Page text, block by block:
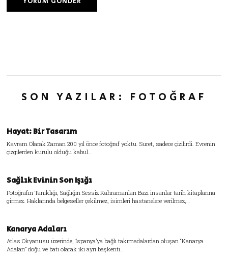
SON YAZILAR: FOTOĞRAF
Hayat: Bir Tasarım
Kavram Olarak Zaman 200 yıl önce fotoğraf yoktu. Suret, sadece çizilirdi. Evrenin
çizgilerden kurulu olduğu kabul…
Sağlık Evinin Son Işığı
Fotoğrafın Tanıklığı, Sağlığın Sessiz Kahramanları Bazı insanlar tarih kitaplarına
girmez. Haklarında belgeseller çekilmez, isimleri hastanelere verilmez,…
Kanarya Adaları
Atlas Okyanusu üzerinde, İspanya’ya bağlı takımadalardan oluşan “Kanarya
Adaları” doğu ve batı olarak iki ayrı başkenti…